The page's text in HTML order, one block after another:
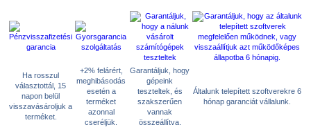
Ha rosszul
választottál, 15
napon belül
visszavásároljuk a
terméket.
+2% felárért,
meghibásodás
esetén a
terméket
azonnal
cseréljük.
Garantáljuk, hogy
gépeink
teszteltek, és
szakszerűen
vannak
összeállítva.
Általunk telepített szoftverekre 6
hónap garanciát vállalunk.